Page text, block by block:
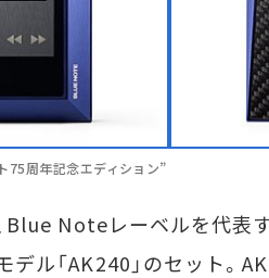
75周年記念エディション”
Blue Noteレーベルを代表
デル「AK240」のセット。